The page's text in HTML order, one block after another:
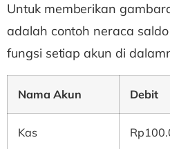
Untuk memberikan
adalah contoh neraca
fungsi setiap akun di
Nama Akun Debit
Kas